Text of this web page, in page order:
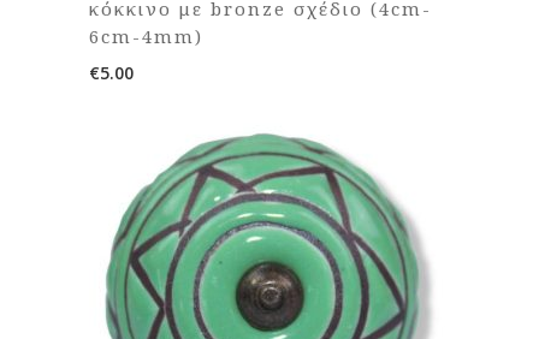
κόκκινο με bronze σχέδιο (4cm-
6cm-4mm)
€5.00